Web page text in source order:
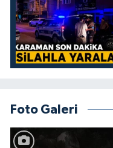
Foto Galeri